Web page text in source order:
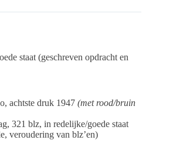
staat (geschreven opdracht en
achtste druk 1947 (met rood/bruin
321 blz, in redelijke/goede staat
veroudering van blz’en)